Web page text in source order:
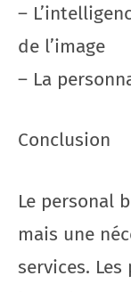
–
de l’image
– La
Conclusion
Le personal
mais une
services.